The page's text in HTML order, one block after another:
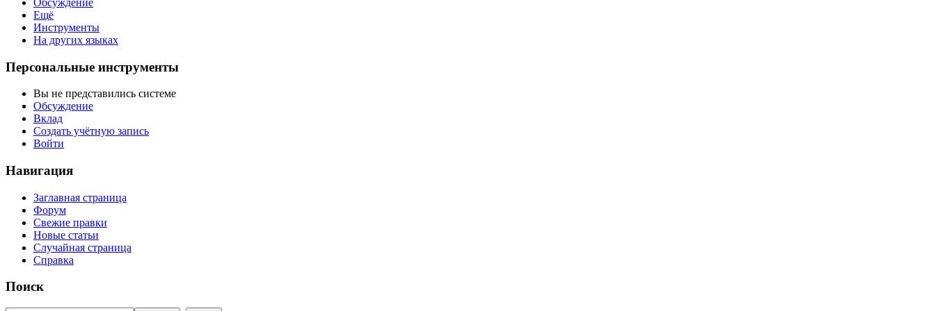
Ещё
Инструменты
На других языках
Персональные инструменты
Вы не представились системе
Обсуждение
Вклад
Создать учётную запись
Войти
Навигация
Заглавная страница
Форум
Свежие правки
Новые статьи
Случайная страница
Справка
Поиск